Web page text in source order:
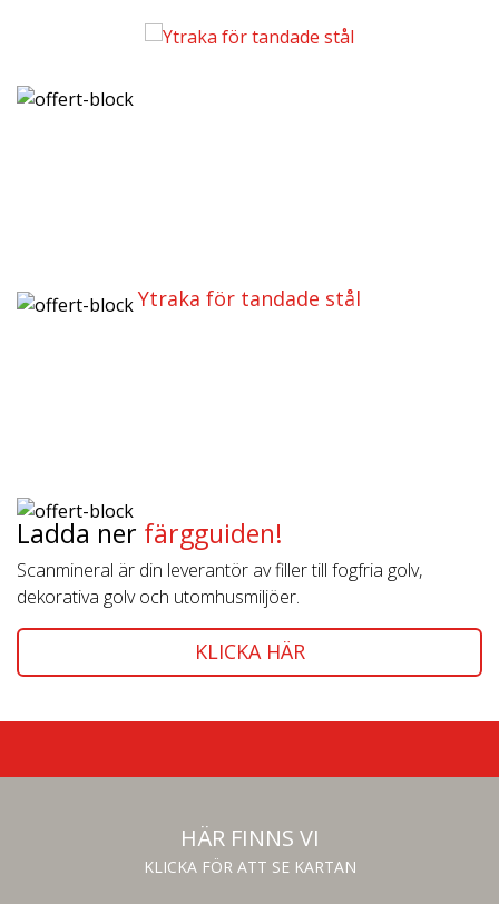
Ytraka för tandade stål
Ladda ner färgguiden!
Scanmineral är din leverantör av filler till fogfria golv,
dekorativa golv och utomhusmiljöer.
KLICKA HÄR
HÄR FINNS VI
KLICKA FÖR ATT SE KARTAN